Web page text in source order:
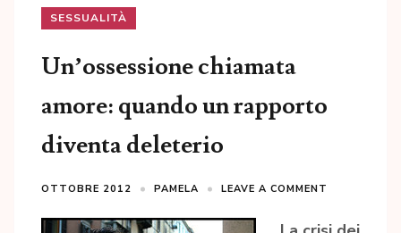
SESSUALITÀ
Un’ossessione chiamata
amore: quando un rapporto
diventa deleterio
OTTOBRE 2012 PAMELA LEAVE A COMMENT